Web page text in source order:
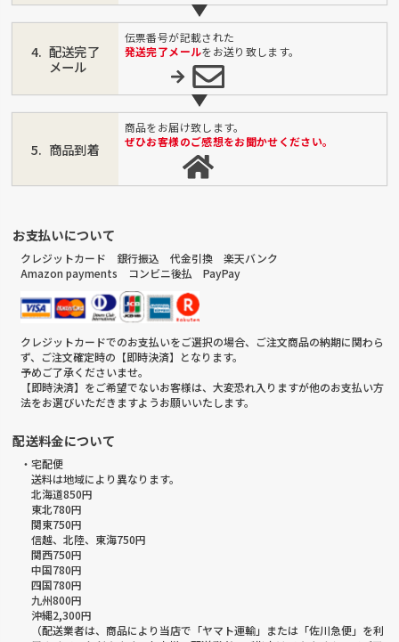
配送完了
メール
伝票番号が記載された
発送完了メールをお送り致します。
商品到着
商品をお届け致します。
ぜひお客様のご感想をお聞かせください。
お支払いについて
クレジットカード 銀行振込 代金引換 楽天バンク
Amazon payments コンビニ後払 PayPay
クレジットカードでのお支払いをご選択の場合、ご注文商品の納期に関わら
ず、ご注文確定時の【即時決済】となります。
予めご了承くださいませ。
【即時決済】をご希望でないお客様は、大変恐れ入りますが他のお支払い方
法をお選びいただきますようお願いいたします。
配送料金について
・宅配便
送料は地域により異なります。
北海道850円
東北780円
関東750円
信越、北陸、東海750円
関西750円
中国780円
四国780円
九州800円
沖縄2,300円
（配送業者は、商品により当店で「ヤマト運輸」または「佐川急便」を利